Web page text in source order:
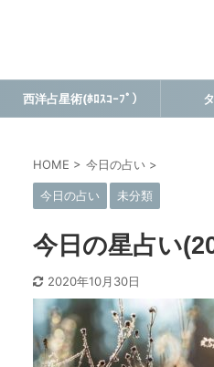
西洋占星術(ﾎﾛｽｺｰﾌﾟ）
HOME > 今日の占い >
今日の占い 未分類
今日の星占い
2020年10月30日